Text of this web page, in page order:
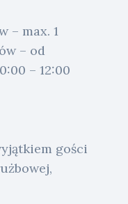
– max. 1
– od
– 12:00
gości